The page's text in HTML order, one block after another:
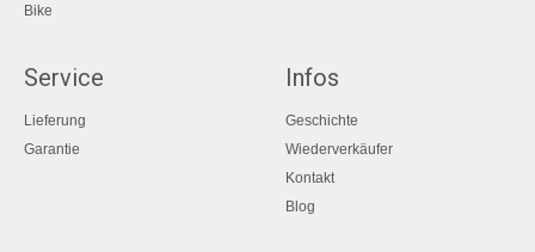
Bike
Service
Lieferung
Garantie
Infos
Geschichte
Wiederverkäufer
Kontakt
Blog